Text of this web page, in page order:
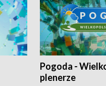
Pogoda -
plenerze